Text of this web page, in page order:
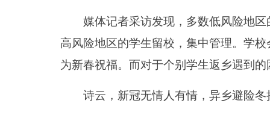
媒体记者采访发现，多数低风险地区
高风险地区的学生留校，集中管理。学
为新春祝福。而对于个别学生返乡遇到
诗云，新冠无情人有情，异乡避险冬